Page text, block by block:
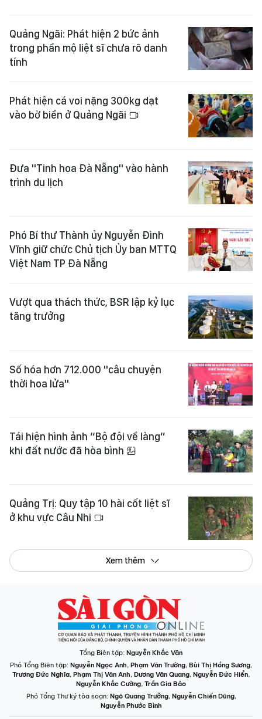
Quảng Ngãi: Phát hiện 2 bức ảnh
trong phần mộ liệt sĩ chưa rõ danh
tính
Phát hiện cá voi nặng 300kg dạt
vào bờ biển ở Quảng Ngãi
Đưa "Tinh hoa Đà Nẵng" vào hành
trình du lịch
Phó Bí thư Thành ủy Nguyễn Đình
Vĩnh giữ chức Chủ tịch Ủy ban MTTQ
Việt Nam TP Đà Nẵng
Vượt qua thách thức, BSR lập kỷ lục
tăng trưởng
Số hóa hơn 712.000 "câu chuyện
thời hoa lửa"
Tái hiện hình ảnh “Bộ đội về làng”
khi đất nước đã hòa bình
Quảng Trị: Quy tập 10 hài cốt liệt sĩ
ở khu vực Câu Nhi
Xem thêm
Tổng Biên tập: Nguyễn Khắc Văn
Phó Tổng Biên tập: Nguyễn Ngọc Anh, Phạm Văn Trường, Bùi Thị Hồng Sương,
Trương Đức Nghĩa, Phạm Thị Vân Anh, Dương Văn Quang, Nguyễn Đức Hiển,
Nguyễn Khắc Cường, Trần Gia Bảo
Phó Tổng Thư ký tòa soạn: Ngô Quang Trưởng, Nguyễn Chiến Dũng,
Nguyễn Phước Bình